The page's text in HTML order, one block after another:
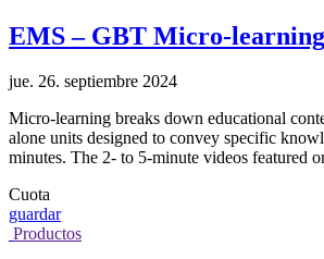
EMS – GBT Micro-learning
jue. 26. septiembre 2024
Micro-learning breaks down educational
alone units designed to convey specific
minutes. The 2- to 5-minute videos featured
Cuota
guardar
Productos